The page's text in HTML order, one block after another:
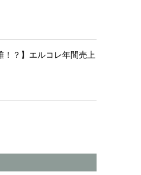
！？】エルコレ年間売上